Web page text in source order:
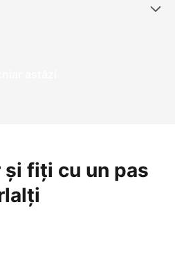
astăzi
fiți cu un pas